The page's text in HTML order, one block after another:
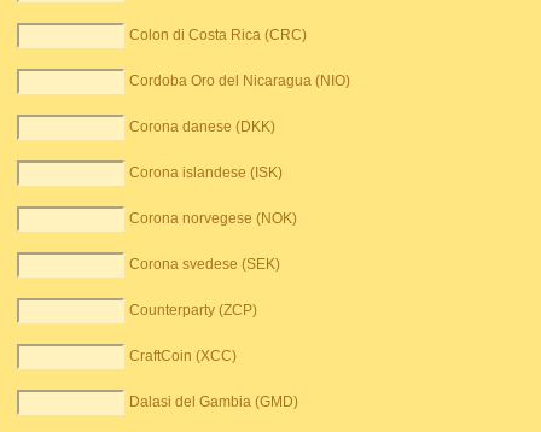
Colon di Costa Rica (CRC)
Cordoba Oro del Nicaragua (NIO)
Corona danese (DKK)
Corona islandese (ISK)
Corona norvegese (NOK)
Corona svedese (SEK)
Counterparty (ZCP)
CraftCoin (XCC)
Dalasi del Gambia (GMD)